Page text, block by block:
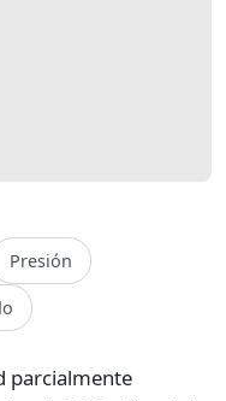
Presión
parcialmente